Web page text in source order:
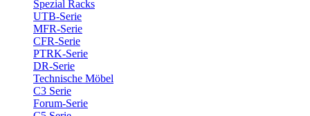
Spezial Racks
UTB-Serie
MFR-Serie
CFR-Serie
PTRK-Serie
DR-Serie
Technische Möbel
C3 Serie
Forum-Serie